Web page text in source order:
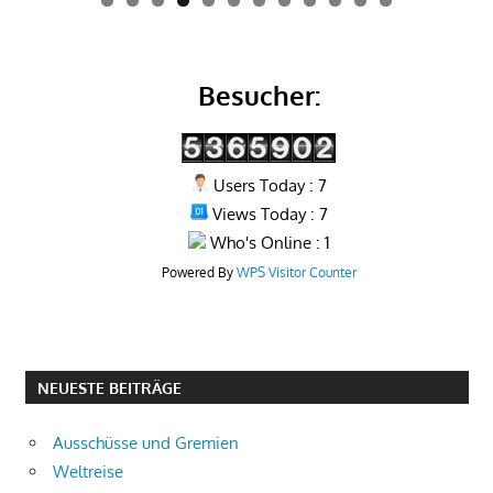
0 1 2
Besucher:
Users Today : 7
Views Today : 7
Who's Online : 1
Powered By WPS Visitor Counter
NEUESTE BEITRÄGE
Ausschüsse und Gremien
Weltreise